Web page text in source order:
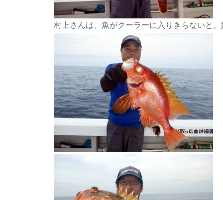
村上さんは、魚がクーラーに入りきらないと